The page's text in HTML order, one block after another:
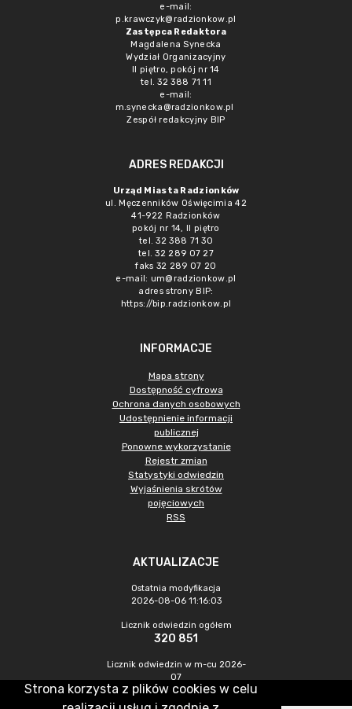
e-mail:
p.krawczyk@radzionkow.pl
Zastępca Redaktora
Magdalena Synecka
Wydział Organizacyjny
II piętro, pokój nr 14
tel. 32 388 71 11
e-mail:
m.synecka@radzionkow.pl
Zespół redakcyjny BIP
ADRES REDAKCJI
Urząd Miasta Radzionków
ul. Męczenników Oświęcimia 42
41-922 Radzionków
pokój nr 14, II piętro
tel. 32 388 71 30
tel. 32 289 07 27
faks 32 289 07 20
e-mail: um@radzionkow.pl
adres strony BIP:
https://bip.radzionkow.pl
INFORMACJE
Mapa strony
Dostępność cyfrowa
Ochrona danych osobowych
Udostępnienie informacji
publicznej
Ponowne wykorzystanie
Rejestr zmian
Statystyki odwiedzin
Wyjaśnienia skrótów
pojęciowych
RSS
AKTUALIZACJE
Ostatnia modyfikacja
2026-08-06 11:16:03
Licznik odwiedzin ogółem
320 851
Licznik odwiedzin w m-cu 2026-
07
910
Strona korzysta z plików cookies w celu